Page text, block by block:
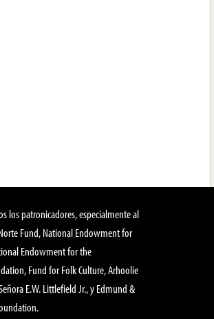
los patronicadores, especialmente al
Fund, National Endowment for
Endowment for the
Fund for Folk Culture, Arhoolie
E.W. Littlefield Jr., y Edmund &